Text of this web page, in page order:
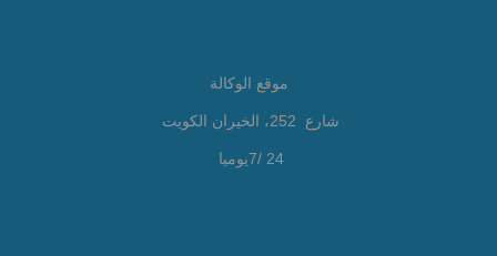
موقع الوكالة
شارع 252، الخيران الكويت
24 /7يوميا